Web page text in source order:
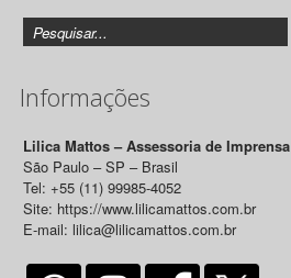
Informações
Lilica Mattos – Assessoria de Imprensa
São Paulo – SP – Brasil
Tel: +55 (11) 99985-4052
Site: https://www.lilicamattos.com.br
E-mail: lilica@lilicamattos.com.br